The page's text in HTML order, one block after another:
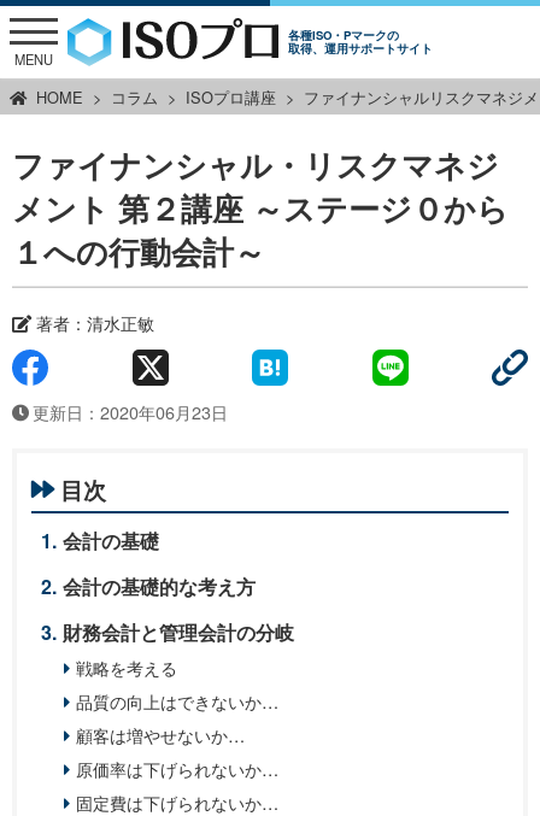
各種ISO・Pマークの
取得、運用サポートサイト
MENU
HOME コラム ISOプロ講座 ファイナンシャルリスクマネジ
ファイナンシャル・リスクマネジ
メント 第２講座 ～ステージ０から
１への行動会計～
著者：清水正敏
更新日：2020年06月23日
目次
会計の基礎
会計の基礎的な考え方
財務会計と管理会計の分岐
戦略を考える
品質の向上はできないか…
顧客は増やせないか…
原価率は下げられないか…
固定費は下げられないか…